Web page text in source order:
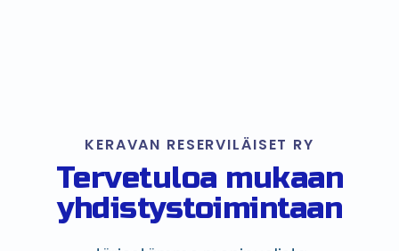
KERAVAN RESERVILÄISET RY
Tervetuloa mukaan
yhdistystoimintaan